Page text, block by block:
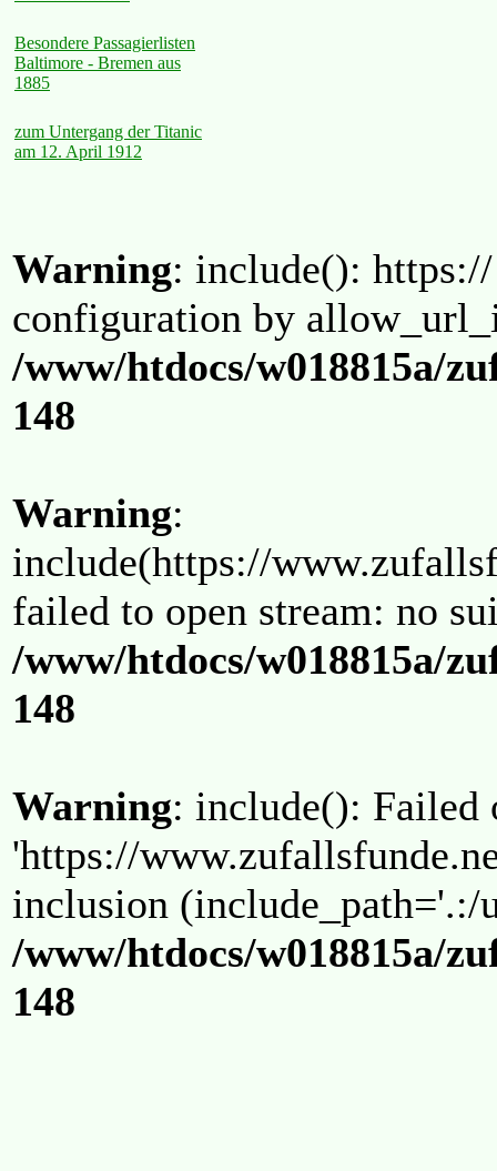
Besondere Passagierlisten
Baltimore - Bremen aus
1885
zum Untergang der Titanic
am 12. April 1912
Warning: include():
configuration by
/www/htdocs/w018815a/
148
Warning:
include(https://
failed to open stream: no
/www/htdocs/w018815a/
148
Warning: include(): Failed
'https://
inclusion (include_path='.:/
/www/htdocs/w018815a/
148